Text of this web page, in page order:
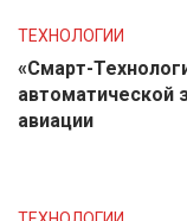
ТЕХНОЛОГИИ
«Смарт-
автоматической
авиации